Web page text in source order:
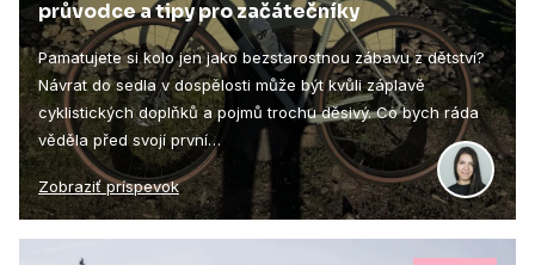
průvodce a tipy pro začátečníky
Pamatujete si kolo jen jako bezstarostnou zábavu z dětství?
Návrat do sedla v dospělosti může být kvůli záplavě
cyklistických doplňků a pojmů trochu děsivý. Co bych ráda
věděla před svojí první…
Zobraziť príspevok